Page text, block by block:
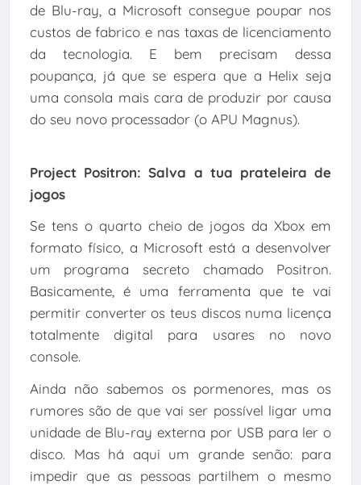
de Blu-ray, a Microsoft consegue poupar nos
custos de fabrico e nas taxas de licenciamento
da tecnologia. E bem precisam dessa
poupança, já que se espera que a Helix seja
uma consola mais cara de produzir por causa
do seu novo processador (o APU Magnus).
Project Positron: Salva a tua prateleira de
jogos
Se tens o quarto cheio de jogos da Xbox em
formato físico, a Microsoft está a desenvolver
um programa secreto chamado Positron.
Basicamente, é uma ferramenta que te vai
permitir converter os teus discos numa licença
totalmente digital para usares no novo
console.
Ainda não sabemos os pormenores, mas os
rumores são de que vai ser possível ligar uma
unidade de Blu-ray externa por USB para ler o
disco. Mas há aqui um grande senão: para
impedir que as pessoas partilhem o mesmo